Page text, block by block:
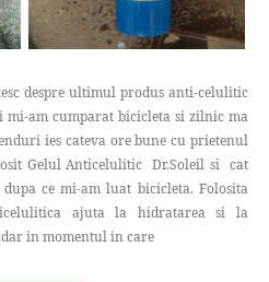
despre ultimul produs anti-celulitic
mi-am cumparat bicicleta si zilnic ma
ies cateva ore bune cu prietenul
Gelul Anticelulitic Dr.Soleil si cat
ce mi-am luat bicicleta. Folosita
ajuta la hidratarea si la
in momentul in care